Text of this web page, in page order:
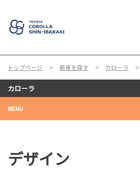
トップページ 新車を探す カローラ
カローラ
MENU
デザイン